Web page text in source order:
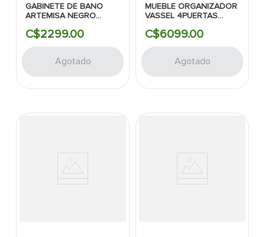
GABINETE DE BANO
ARTEMISA NEGRO
C$2299.00
Agotado
MUEBLE ORGANIZADOR
VASSEL 4PUERTAS
117X75.6CM RTA
C$6099.00
Agotado